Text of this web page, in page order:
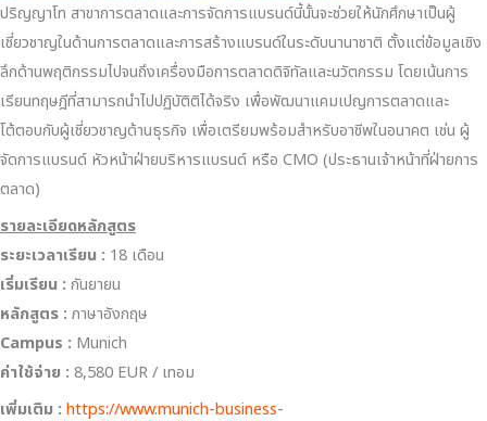
ปริญญาโท สาขาการตลาดและการจัดการแบรนด์นี้นั้นจะช่วยให้นักศึกษาเป็นผู้
เชี่ยวชาญในด้านการตลาดและการสร้างแบรนด์ในระดับนานาชาติ ตั้งแต่ข้อมูลเชิง
ลึกด้านพฤติกรรมไปจนถึงเครื่องมือการตลาดดิจิทัลและนวัตกรรม โดยเน้นการ
เรียนทฤษฎีที่สามารถนำไปปฏิบัติติได้จริง เพื่อพัฒนาแคมเปญการตลาดและ
โต้ตอบกับผู้เชี่ยวชาญด้านธุรกิจ เพื่อเตรียมพร้อมสำหรับอาชีพในอนาคต เช่น ผู้
จัดการแบรนด์ หัวหน้าฝ่ายบริหารแบรนด์ หรือ CMO (ประธานเจ้าหน้าที่ฝ่ายการ
ตลาด)
รายละเอียดหลักสูตร
ระยะเวลาเรียน : 18 เดือน
เริ่มเรียน : กันยายน
หลักสูตร : ภาษาอังกฤษ
Campus : Munich
ค่าใช้จ่าย : 8,580 EUR / เทอม
เพิ่มเติม : https://www.munich-business-